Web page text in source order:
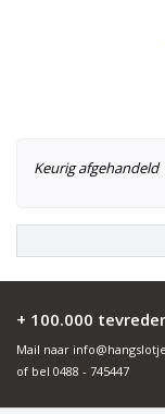
Keurig afgehandeld
+ 100.000
Mail naar
of bel 0488 - 745447